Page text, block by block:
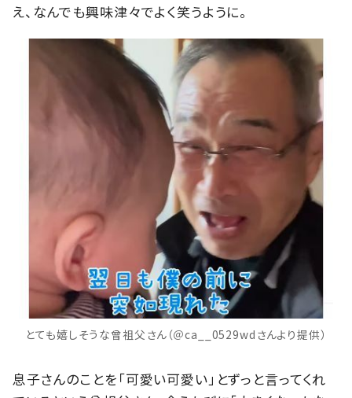
え、なんでも興味津々でよく笑うように。
とても嬉しそうな曾祖父さん（＠ca__0529wdさんより提供）
息子さんのことを「可愛い可愛い」とずっと言ってくれ